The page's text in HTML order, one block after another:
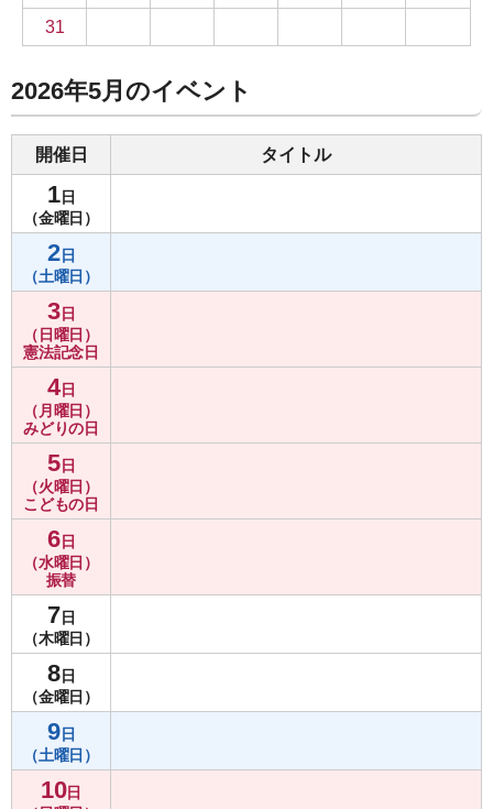
31
2026年5月のイベント
開催日 タイトル
1日
（金曜日）
2日
（土曜日）
3日
（日曜日）
憲法記念日
4日
（月曜日）
みどりの日
5日
（火曜日）
こどもの日
6日
（水曜日）
振替
7 日
（木曜日）
8日
（金曜日）
9日
（土曜日）
10日